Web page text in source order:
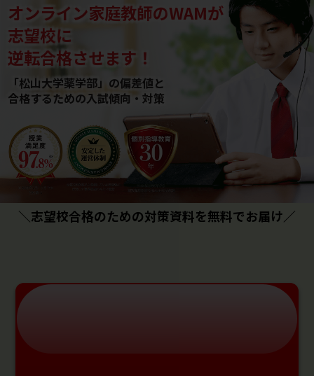
オンライン家庭教師のWAMが
志望校に
逆転合格させます！
「松山大学薬学部」の偏差値と
合格するための⼊試傾向・対策
＼志望校合格のための対策資料を無料でお届け／